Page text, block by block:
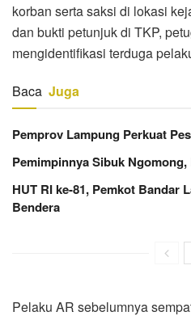
korban serta saksi di lokasi
dan bukti petunjuk di TKP,
mengidentifikasi terduga
Baca Juga
Pemprov Lampung Perkuat
Pemimpinnya Sibuk
HUT RI ke-81, Pemkot Bandar
Bendera
Pelaku AR sebelumnya